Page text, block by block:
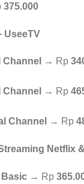
375.000
UseeTV
→ Rp
→ Rp
Channel → Rp
Netflix
Basic → Rp